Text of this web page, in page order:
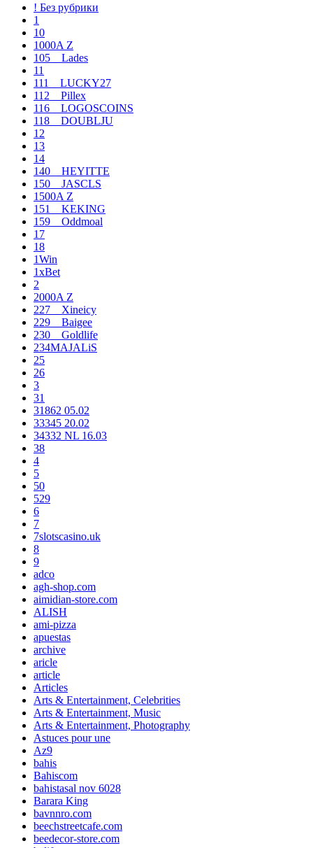
! Без рубрики
1
10
1000A Z
105__Lades
11
111__LUCKY27
112__Pillex
116__LOGOSCOINS
118__DOUBLJU
12
13
14
140__HEYITTE
150__JASCLS
1500A Z
151__KEKING
159__Oddmoal
17
18
1Win
1xBet
2
2000A Z
227__Xineicy
229__Baigee
230__Goldlife
234MAJALiS
25
26
3
31
31862 05.02
33345 20.02
34332 NL 16.03
38
4
5
50
529
6
7
7slotscasino.uk
8
9
adco
agh-shop.com
aimidian-store.com
ALISH
ami-pizza
apuestas
archive
aricle
article
Articles
Arts & Entertainment, Celebrities
Arts & Entertainment, Music
Arts & Entertainment, Photography
Astuces pour une
Az9
bahis
Bahiscom
bahistasal nov 6028
Barara King
bavnnro.com
beechstreetcafe.com
beedecor-store.com